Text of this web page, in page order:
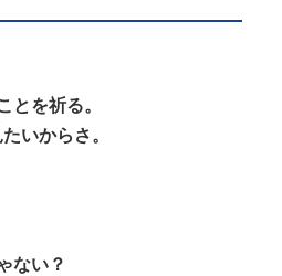
とを祈る。
いからさ。
ない？